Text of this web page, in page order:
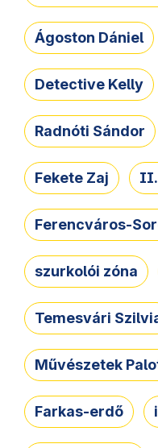
Ágoston Dániel
Detective Kelly
Radnóti Sándor
Fekete Zaj II.
Ferencváros-
szurkolói zóna
Temesvári
Művészetek
Farkas-erdő